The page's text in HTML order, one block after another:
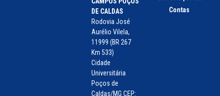
DE CALDAS
Rodovia José
Aurélio Vilela,
11999 (BR 267
Km 533)
Cidade
Universitária
Poços de
Caldas/MG CEP:
Contas